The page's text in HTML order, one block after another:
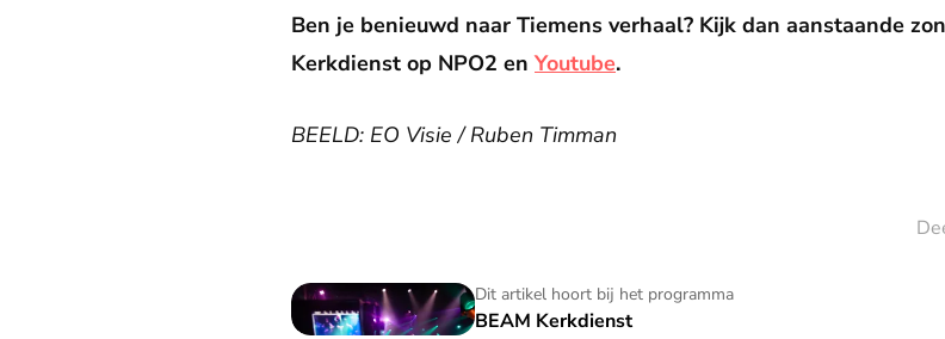
Ben je benieuwd naar Tiemens verhaal? Kijk dan aanstaande
Kerkdienst op NPO2 enYoutube.
BEELD: EO Visie / Ruben Timman
Dit artikel hoort bij het programma
BEAM Kerkdienst
BEAM Kerkdienst